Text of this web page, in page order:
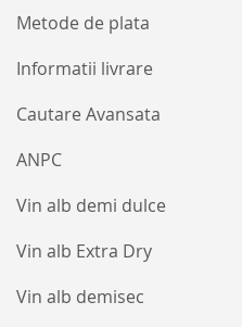
Metode de plata
Informatii livrare
Cautare Avansata
ANPC
Vin alb demi dulce
Vin alb Extra Dry
Vin alb demisec